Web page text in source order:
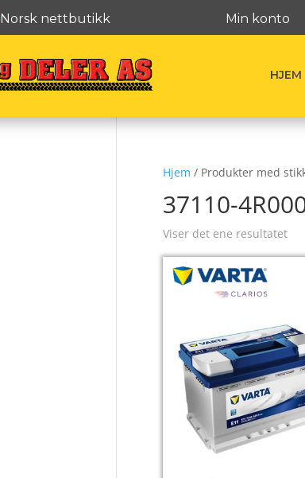
Norsk nettbutikk Min konto
HJEM
Hjem / Produkter med
37110-
Viser det ene resultatet